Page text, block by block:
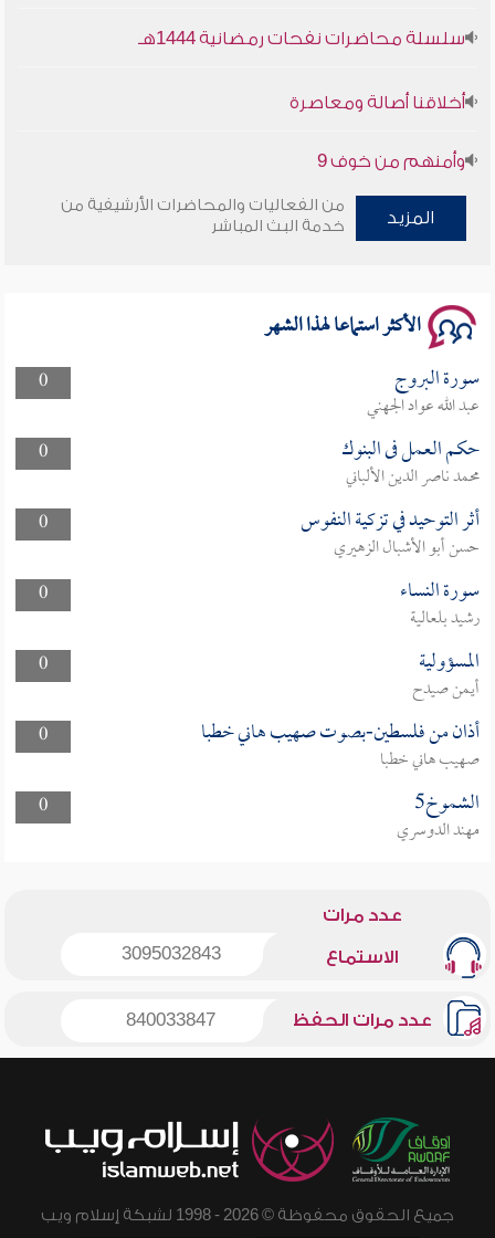
المزيد
من الفعاليات والمحاضرات الأرشيفية من
خدمة البث المباشر
الأكثر استماعا لهذا الشهر
0 سورة البروج
عبد الله عواد الجهني
0
حكم العمل فى البنوك
محمد ناصر الدين الألباني
0
أثر التوحيد في تزكية النفوس
حسن أبو الأشبال الزهيري
0
سورة النساء
رشيد بلعالية
0
المسؤولية
أيمن صيدح
0
أذان من فلسطين-بصوت صهيب هاني خطبا
صهيب هاني خطبا
0
الشموخ5
مهند الدوسري
عدد مرات
الاستماع 3095032843
عدد مرات الحفظ 840033847
جميع الحقوق محفوظة © 2026 - 1998 لشبكة إسلام ويب